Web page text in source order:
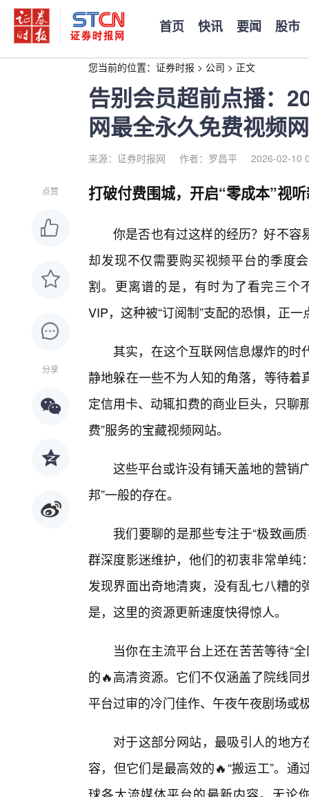
首页 快讯 要闻 股市
您当前的位置： 证券时报 > 公司 > 正文
告别会员超前点播：
网最全永久免费视频
来源：证券时报网 作者：罗昌平 2026-02-10
点赞
分享
打破付费围城，开启“零成本”视
你是否也有过这样的经历？好不容
却发现不仅需要购买视频平台的季度
割。更离谱的是，有时为了看完三个
VIP，这种被“订阅制”支配的恐惧，正
其实，在这个互联网信息爆炸的
静地躲在一些不为人知的角落，等待
定信用卡、动辄扣费的商业巨头，只聊
费”服务的宝藏视频网站。
这些平台或许没有铺天盖地的营销
邦”一般的存在。
我们要聊的是那些专注于“极致画
群深度影迷维护，他们的初衷非常单
发现界面出奇地清爽，没有乱七八糟
是，这里的资源更新速度快得惊人。
当你在主流平台上还在苦苦等待“
的🔥高清资源。它们不仅涵盖了院线
平台过审的冷门佳作、午夜午夜剧场或
对于这部分网站，最吸引人的地方
容，但它们是最高效的🔥“搬运工”。